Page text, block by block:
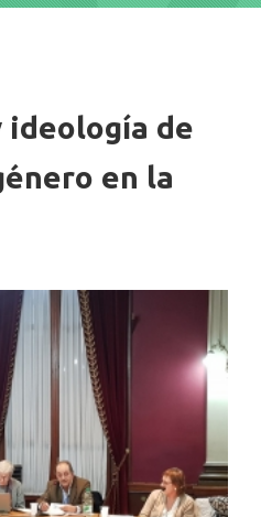
ideología de
en la